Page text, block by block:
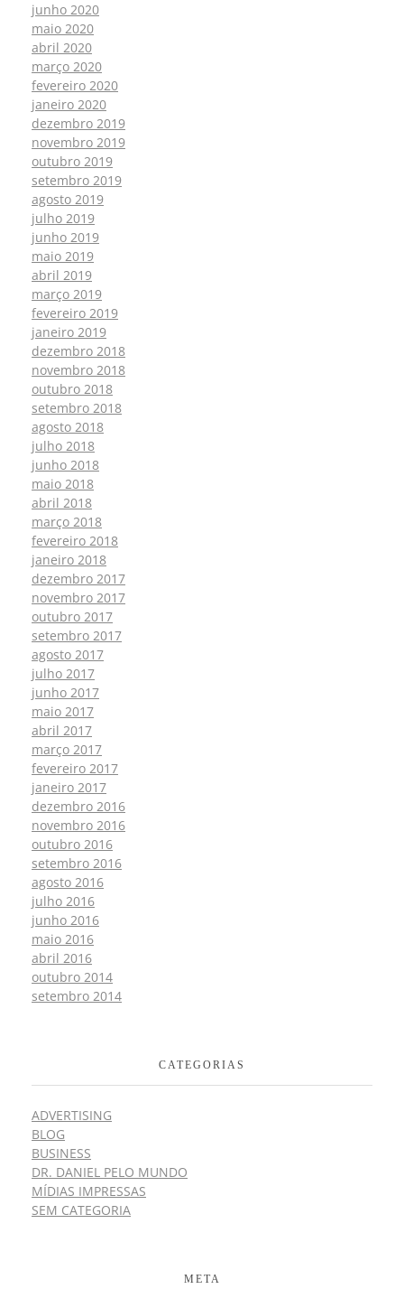
junho 2020
maio 2020
abril 2020
março 2020
fevereiro 2020
janeiro 2020
dezembro 2019
novembro 2019
outubro 2019
setembro 2019
agosto 2019
julho 2019
junho 2019
maio 2019
abril 2019
março 2019
fevereiro 2019
janeiro 2019
dezembro 2018
novembro 2018
outubro 2018
setembro 2018
agosto 2018
julho 2018
junho 2018
maio 2018
abril 2018
março 2018
fevereiro 2018
janeiro 2018
dezembro 2017
novembro 2017
outubro 2017
setembro 2017
agosto 2017
julho 2017
junho 2017
maio 2017
abril 2017
março 2017
fevereiro 2017
janeiro 2017
dezembro 2016
novembro 2016
outubro 2016
setembro 2016
agosto 2016
julho 2016
junho 2016
maio 2016
abril 2016
outubro 2014
setembro 2014
CATEGORIAS
ADVERTISING
BLOG
BUSINESS
DR. DANIEL PELO MUNDO
MÍDIAS IMPRESSAS
SEM CATEGORIA
META